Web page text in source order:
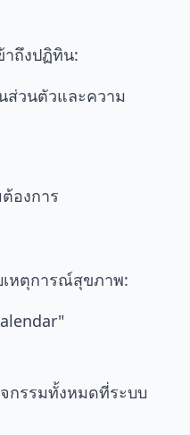
าถึงปฏิทิน:
ส่วนตัวและความ
องการ
เหตุการณ์สุขภาพ:
กรรมทั้งหมดที่ระบบ